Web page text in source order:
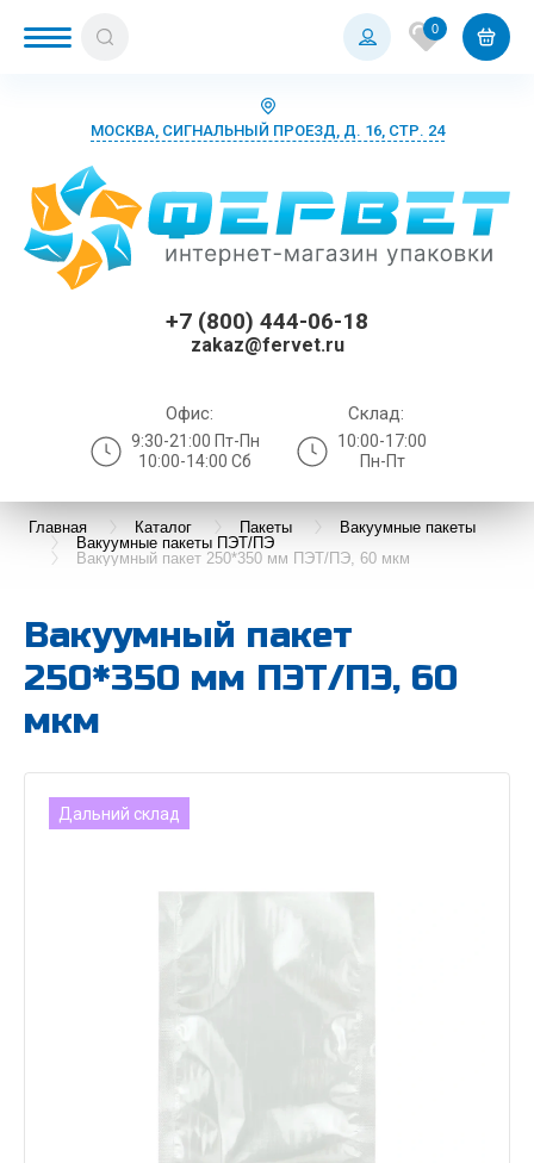
0
МОСКВА, СИГНАЛЬНЫЙ ПРОЕЗД, Д. 16, СТР. 24
+7 (800) 444-06-18
zakaz@fervet.ru
Офис:
9:30-21:00 Пт-Пн
10:00-14:00 Сб
Склад:
10:00-17:00
Пн-Пт
Главная Каталог Пакеты
Вакуумные пакеты
Вакуумные пакеты ПЭТ/ПЭ
Вакуумный пакет 250*350 мм ПЭТ/ПЭ, 60 мкм
Вакуумный пакет
250*350 мм ПЭТ/ПЭ, 60
мкм
Дальний склад